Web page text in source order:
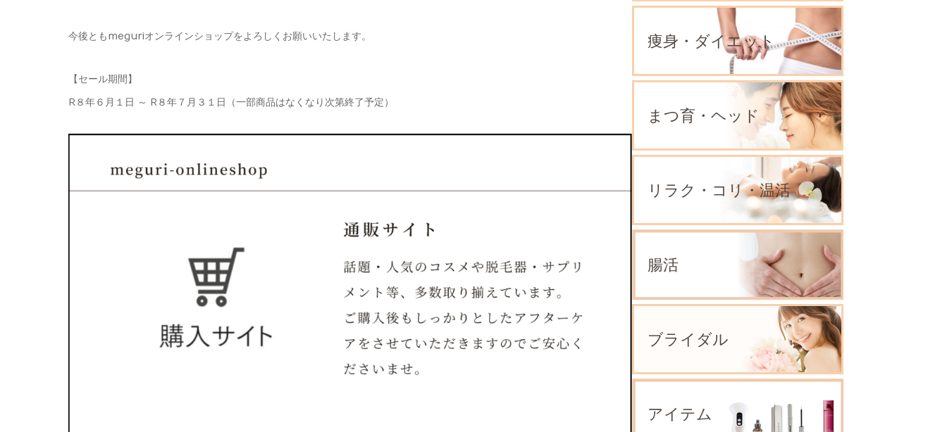
今後ともmeguriオンラインショップをよろしくお願いいたします。
【セール期間】
R８年６月１日 ～ R８年７月３１日（一部商品はなくなり次第終了予定）
痩身・ダイエット
まつ育・ヘッド
リラク・コリ・温活
腸活
ブライダル
アイテム